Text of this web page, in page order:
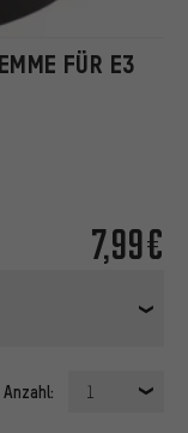
FÜR E3
7,99€
Anzahl: 1